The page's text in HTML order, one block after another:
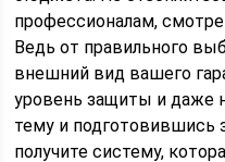
профессионалам,
Ведь от правильного
внешний вид вашего
уровень защиты и даже
тему и подготовившись
получите систему,